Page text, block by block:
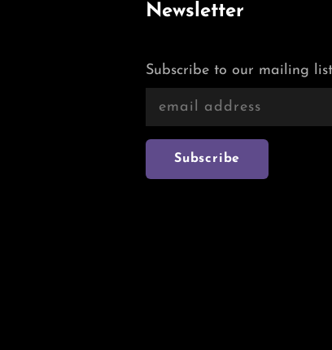
Newsletter
Subscribe to our mailing list